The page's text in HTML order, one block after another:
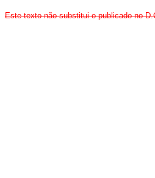
Este texto não substitui o publicado no